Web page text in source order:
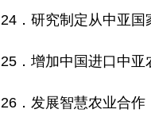
24．研究制定从中亚国
25．增加中国进口中亚
26．发展智慧农业合作